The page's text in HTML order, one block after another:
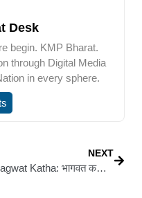
Desk
begin. KMP Bharat.
through Digital Media
in every sphere.
NEXT
Bhagwat Katha: भागवत कथा से मन का शुद्धिकरण, संशय का नाश और मोक्ष की प्राप्ति : श्याम किशोरी